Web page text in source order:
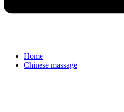
Home
Chinese massage